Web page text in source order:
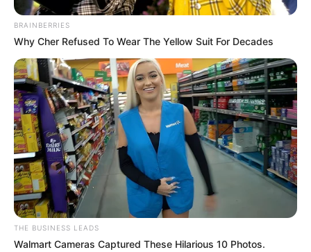
BRAINBERRIES
Why Cher Refused To Wear The Yellow Suit For Decades
THE BUSINESS LEADS
Walmart Cameras Captured These Hilarious 10 Photos.